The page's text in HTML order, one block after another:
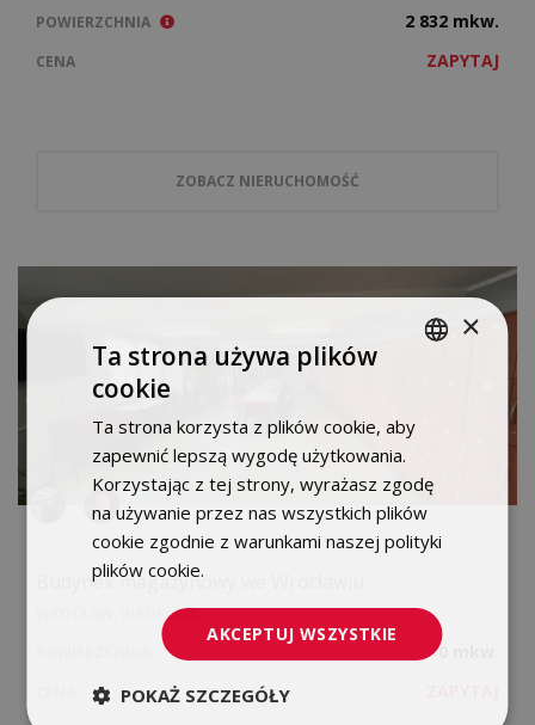
POWIERZCHNIA
2 832 mkw.
CENA ZAPYTAJ
ZOBACZ NIERUCHOMOŚĆ
Budynek magazynowy we Wrocławiu
WROCŁAW, WROCŁAW
0 mkw.
ENGLISH
×
Ta strona używa plików
cookie
Ta strona korzysta z plików cookie, aby
zapewnić lepszą wygodę użytkowania.
Korzystając z tej strony, wyrażasz zgodę
na używanie przez nas wszystkich plików
cookie zgodnie z warunkami naszej polityki
plików cookie.
AKCEPTUJ WSZYSTKIE
POKAŻ SZCZEGÓŁY